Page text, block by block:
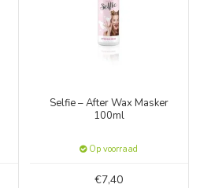
Selfie – After Wax Masker
100ml
Op voorraad
€7,40